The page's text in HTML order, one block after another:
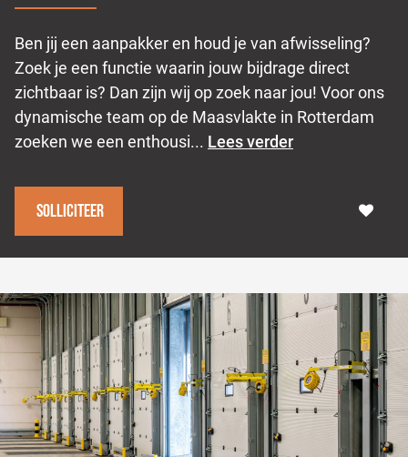
€2.496
Ben jij een aanpakker en houd je van afwisseling?
Zoek je een functie waarin jouw bijdrage direct
zichtbaar is? Dan zijn wij op zoek naar jou! Voor ons
dynamische team op de Maasvlakte in Rotterdam
zoeken we een enthousi... Lees verder
Solliciteer